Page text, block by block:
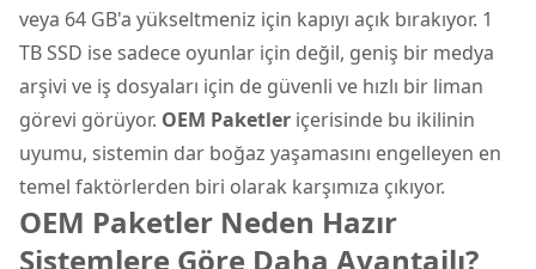
veya 64 GB'a yükseltmeniz için kapıyı açık bırakıyor. 1
TB SSD ise sadece oyunlar için değil, geniş bir medya
arşivi ve iş dosyaları için de güvenli ve hızlı bir liman
görevi görüyor. OEM Paketler içerisinde bu ikilinin
uyumu, sistemin dar boğaz yaşamasını engelleyen en
temel faktörlerden biri olarak karşımıza çıkıyor.
OEM Paketler Neden Hazır
Sistemlere Göre Daha Avantajlı?